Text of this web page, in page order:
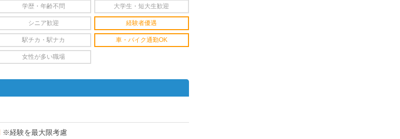
学歴・年齢不問 大学生・短大生歓迎
シニア歓迎 経験者優遇
駅チカ・駅ナカ 車・バイク通勤OK
女性が多い職場
※経験を最大限考慮